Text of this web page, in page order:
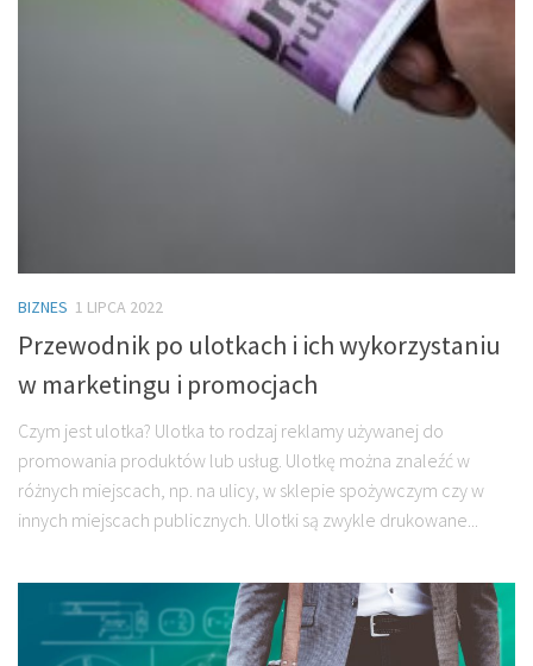
BIZNES 1 LIPCA 2022
Przewodnik po ulotkach i ich wykorzystaniu
w marketingu i promocjach
Czym jest ulotka? Ulotka to rodzaj reklamy używanej do
promowania produktów lub usług. Ulotkę można znaleźć w
różnych miejscach, np. na ulicy, w sklepie spożywczym czy w
innych miejscach publicznych. Ulotki są zwykle drukowane...